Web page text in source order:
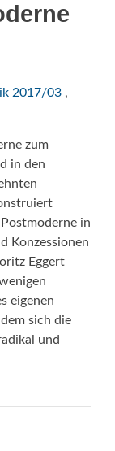
2017/03 ,
zum
in den
in
Konzessionen
Eggert
eigenen
sich die
und